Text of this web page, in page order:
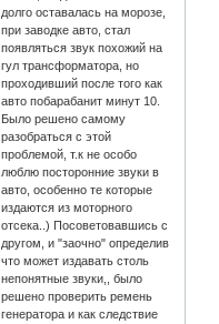
долго оставалась на морозе,
при заводке авто, стал
появляться звук похожий на
гул трансформатора, но
проходивший после того как
авто побарабанит минут 10.
Было решено самому
разобраться с этой
проблемой, т.к не особо
люблю посторонние звуки в
авто, особенно те которые
издаются из моторного
отсека..) Посоветовавшись с
другом, и "заочно" определив
что может издавать столь
непонятные звуки,, было
решено проверить ремень
генератора и как следствие